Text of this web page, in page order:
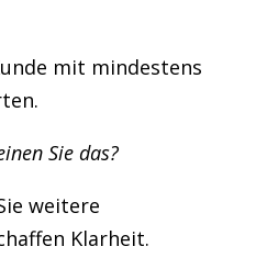
mit mindestens
Sie das?
weitere
Klarheit.